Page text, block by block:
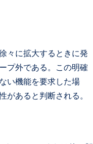
々に拡大するときに発
プ外である。この明確
い機能を要求した場
あると判断される。